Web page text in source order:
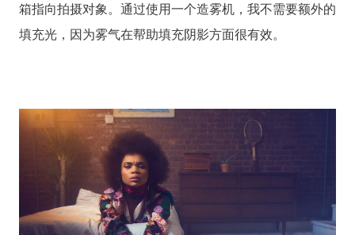
箱指向拍摄对象。通过使用一个造雾机，我不需要额外的
填充光，因为雾气在帮助填充阴影方面很有效。